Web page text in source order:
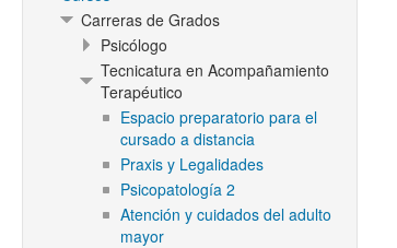
Carreras de Grados
Psicólogo
Tecnicatura en Acompañamiento
Terapéutico
Espacio preparatorio para el
cursado a distancia
Praxis y Legalidades
Psicopatología 2
Atención y cuidados del adulto
mayor